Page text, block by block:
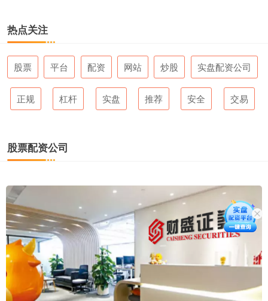
热点关注
股票 平台 配资 网站 炒股 实盘配资公司
正规 杠杆 实盘 推荐 安全 交易
股票配资公司